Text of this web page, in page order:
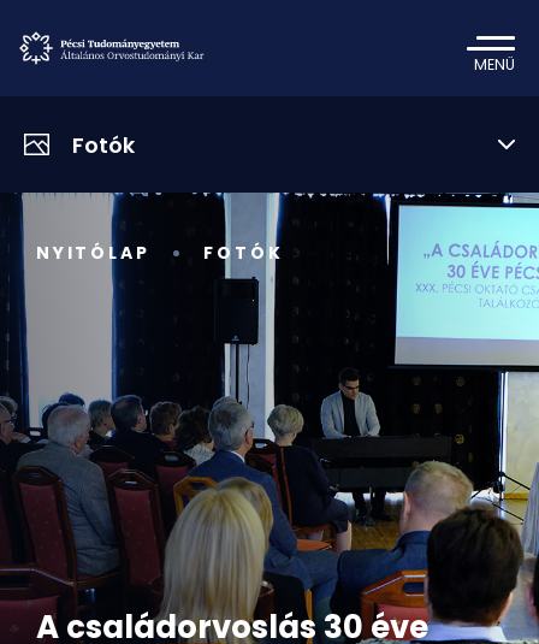
MENÜ
Fotók
NYITÓLAP FOTÓK
A családorvoslás 30 éve